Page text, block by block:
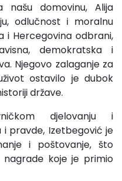
našu domovinu, Alija
odlučnost i moralnu
i Hercegovina odbrani,
demokratska i
Njegovo zalaganje za
ostavilo je dubok
države.
djelovanju i
pravde, Izetbegović je
i poštovanje, što
koje je primio